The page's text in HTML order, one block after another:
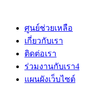
ศูนย์ช่วยเหลือ
เกี่ยวกับเรา
ติดต่อเรา
ร่วมงานกับเรา4
แผนผังเว็บไซต์